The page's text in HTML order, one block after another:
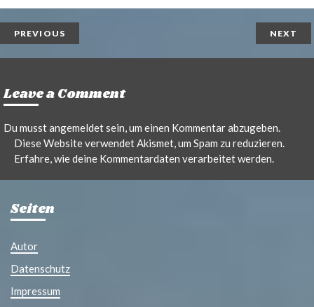
n
t
i
l
PREVIOUS NEXT
Leave a Comment
Du musstangemeldetsein, um einen Kommentar abzugeben.
Diese Website verwendet Akismet, um Spam zu reduzieren.
Erfahre, wie deine Kommentardaten verarbeitet werden.
Seiten
Autor
Datenschutz
Impressum